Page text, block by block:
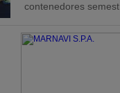
contenedores